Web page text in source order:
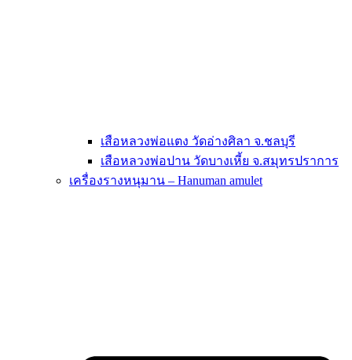
เสือหลวงพ่อแตง วัดอ่างศิลา จ.ชลบุรี
เสือหลวงพ่อปาน วัดบางเหี้ย จ.สมุทรปราการ
เครื่องรางหนุมาน – Hanuman amulet